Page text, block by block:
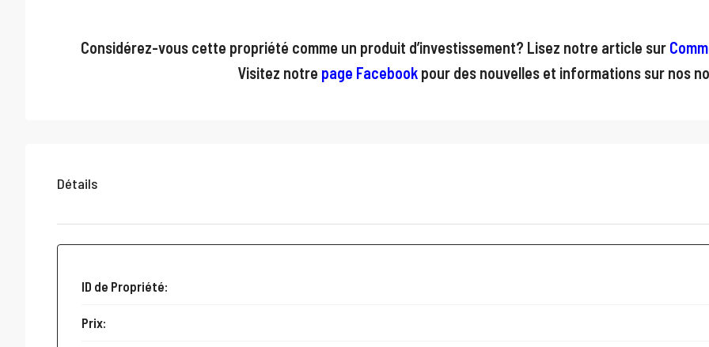
Considérez-vous cette propriété comme un produit d’investissement? Lisez notre article sur
Visitez notre page Facebook pour des nouvelles et informations sur nos
Détails
ID de Propriété:
Prix: